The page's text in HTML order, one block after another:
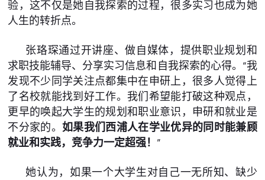
验，这不仅是她自我探索的过程，很多实习也成为她
人生的转折点。
张珞琛通过开讲座、做自媒体，提供职业规划和
求职技能辅导、分享实习信息和自我探索的心得。“我
发现不少同学关注点都集中在申研上，很多人觉得上
了名校就能找到好工作。我们希望能打破这种观点，
更早的唤起大学生的规划和职业意识，申研和就业是
不分家的。如果我们西浦人在学业优异的同时能兼顾
就业和实践，竞争力一定超强！ ”
她认为，如果一个大学生对自己一无所知、缺少